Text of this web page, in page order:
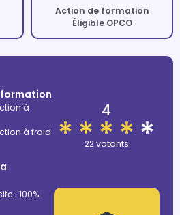
Action de formation
Éligible OPCO
à
à froid
: 100%
4
22 votants